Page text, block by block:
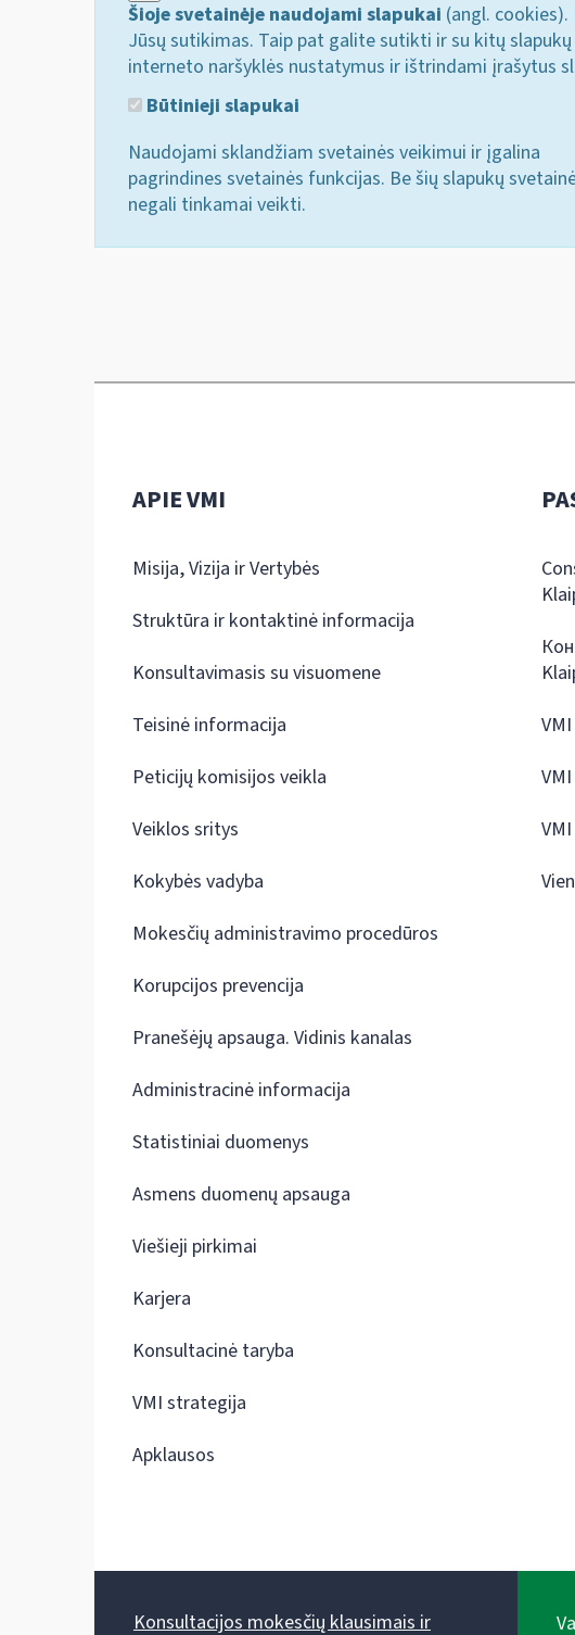
Šioje svetainėje naudojami slapukai (angl.
Jūsų sutikimas. Taip pat galite sutikti ir su kitų
interneto naršyklės nustatymus ir ištrindami įrašytus
Būtinieji slapukai
Naudojami sklandžiam svetainės veikimui ir įgalina
pagrindines svetainės funkcijas. Be šių slapukų
negali tinkamai veikti.
APIE VMI
Misija, Vizija ir Vertybės
Struktūra ir kontaktinė informacija
Konsultavimasis su visuomene
Teisinė informacija
Peticijų komisijos veikla
Veiklos sritys
Kokybės vadyba
Mokesčių administravimo procedūros
Korupcijos prevencija
Pranešėjų apsauga. Vidinis kanalas
Administracinė informacija
Statistiniai duomenys
Asmens duomenų apsauga
Viešieji pirkimai
Karjera
Konsultacinė taryba
VMI strategija
Apklausos
Konsultacijos mokesčių klausimais ir